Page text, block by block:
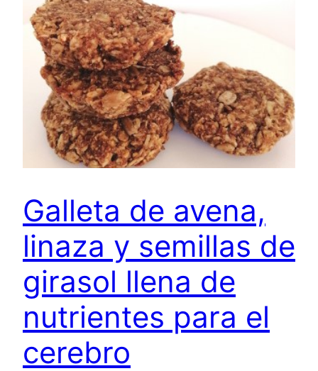
Galleta de avena,
linaza y semillas de
girasol llena de
nutrientes para el
cerebro